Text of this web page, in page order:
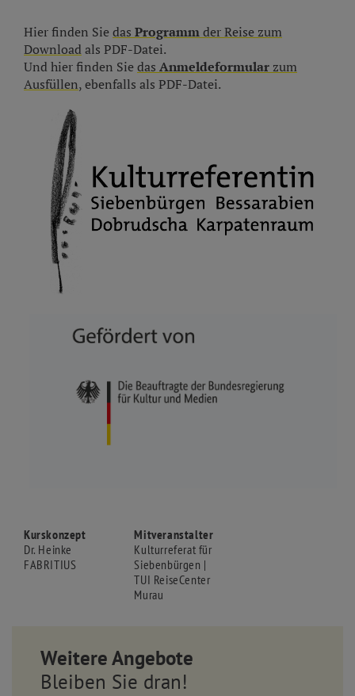
Hier finden Siedas Programmder Reise zum
Download als PDF-Datei.
Und hier finden Siedas Anmeldeformular zum
Ausfüllen, ebenfalls als PDF-Datei.
Kurskonzept
Dr. Heinke
FABRITIUS
Mitveranstalter
Kulturreferat für
Siebenbürgen |
TUI ReiseCenter
Murau
Weitere Angebote
Bleiben Sie dran!